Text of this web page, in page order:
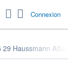
Connexion
29 Haussmann